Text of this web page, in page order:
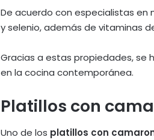
De acuerdo con especialistas en
y selenio, además de vitaminas
Gracias a estas propiedades, se
en la cocina contemporánea.
Platillos con
Uno de los platillos con